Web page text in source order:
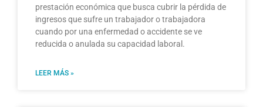
prestación económica que busca cubrir la pérdida de
ingresos que sufre un trabajador o trabajadora
cuando por una enfermedad o accidente se ve
reducida o anulada su capacidad laboral.
LEER MÁS »